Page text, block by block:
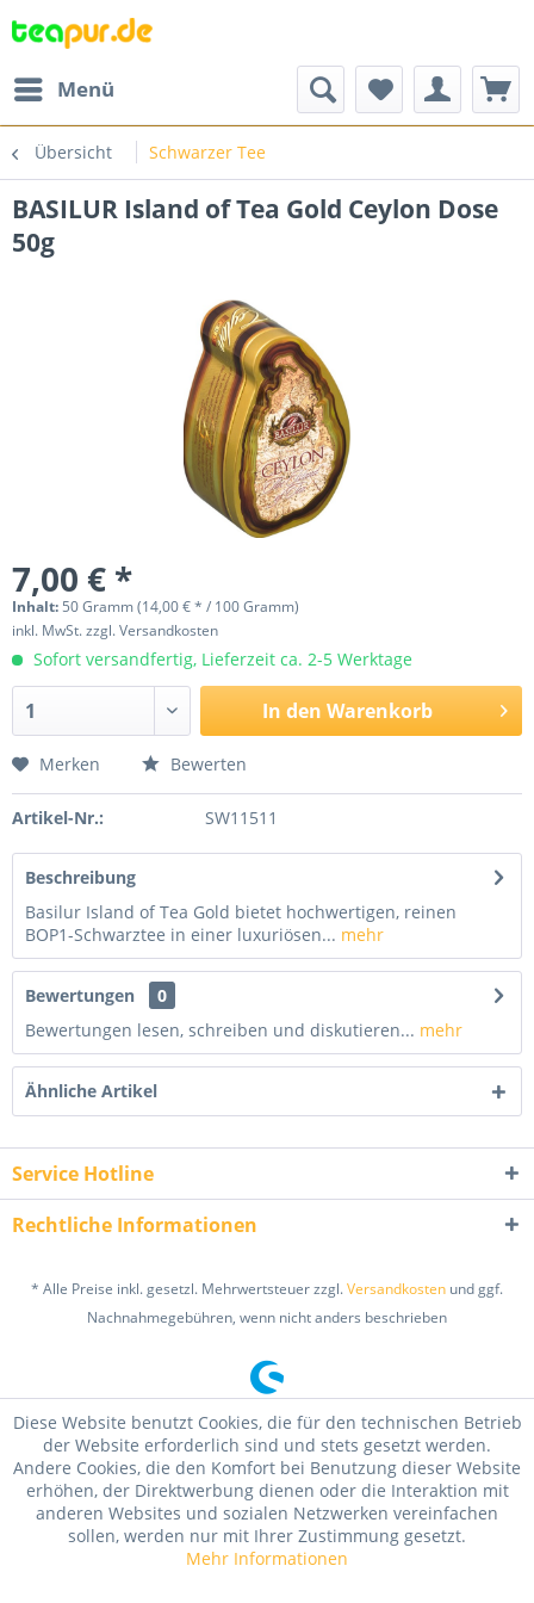
Menü
Übersicht Schwarzer Tee
BASILUR Island of Tea Gold Ceylon Dose
50g
7,00 € *
Inhalt: 50 Gramm (14,00 € * / 100 Gramm)
inkl. MwSt.zzgl. Versandkosten
Sofort versandfertig, Lieferzeit ca. 2-5 Werktage
In den Warenkorb
Merken Bewerten
Artikel-Nr.: SW11511
Beschreibung
Basilur Island of Tea Gold bietet hochwertigen, reinen
BOP1-Schwarztee in einer luxuriösen... mehr
Bewertungen
0
Bewertungen lesen, schreiben und diskutieren... mehr
Ähnliche Artikel
Service Hotline
Rechtliche Informationen
* Alle Preise inkl. gesetzl. Mehrwertsteuer zzgl.Versandkosten und ggf.
Nachnahmegebühren, wenn nicht anders beschrieben
Diese Website benutzt Cookies, die für den technischen Betrieb
der Website erforderlich sind und stets gesetzt werden.
Andere Cookies, die den Komfort bei Benutzung dieser Website
erhöhen, der Direktwerbung dienen oder die Interaktion mit
anderen Websites und sozialen Netzwerken vereinfachen
sollen, werden nur mit Ihrer Zustimmung gesetzt.
Mehr Informationen